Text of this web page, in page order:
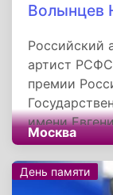
Волынцев
Российский
артист
премии
имени
«Без вины
Николаевича
Москва
День памяти